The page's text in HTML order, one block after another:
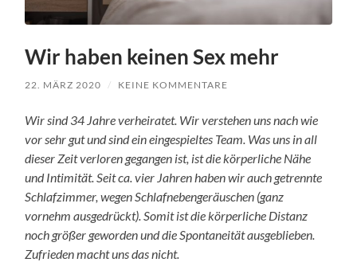
Wir haben keinen Sex mehr
22. MÄRZ 2020 / KEINE KOMMENTARE
Wir sind 34 Jahre verheiratet. Wir verstehen uns nach wie
vor sehr gut und sind ein eingespieltes Team. Was uns in all
dieser Zeit verloren gegangen ist, ist die körperliche Nähe
und Intimität. Seit ca. vier Jahren haben wir auch getrennte
Schlafzimmer, wegen Schlafnebengeräuschen (ganz
vornehm ausgedrückt). Somit ist die körperliche Distanz
noch größer geworden und die Spontaneität ausgeblieben.
Zufrieden macht uns das nicht.